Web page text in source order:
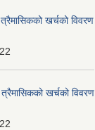
खर्चको विवरण
खर्चको विवरण